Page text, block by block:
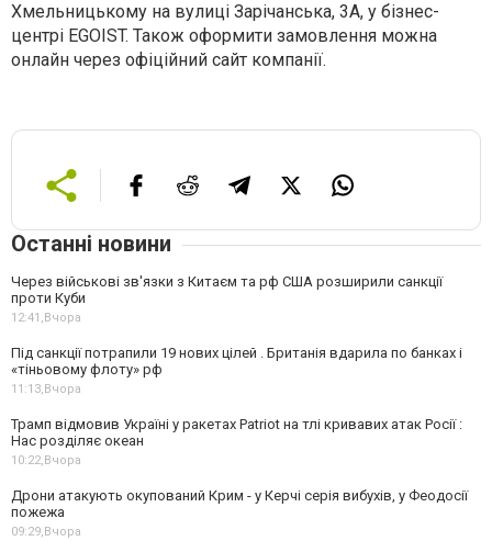
Хмельницькому на вулиці Зарічанська, 3А, у бізнес-
центрі EGOIST. Також оформити замовлення можна
онлайн через офіційний сайт компанії.
Останні новини
Через військові зв'язки з Китаєм та рф США розширили санкції
проти Куби
12:41,Вчора
Під санкції потрапили 19 нових цілей . Британія вдарила по банках і
«тіньовому флоту» рф
11:13,Вчора
Трамп відмовив Україні у ракетах Patriot на тлі кривавих атак Росії :
Нас розділяє океан
10:22,Вчора
Дрони атакують окупований Крим - у Керчі серія вибухів, у Феодосії
пожежа
09:29,Вчора